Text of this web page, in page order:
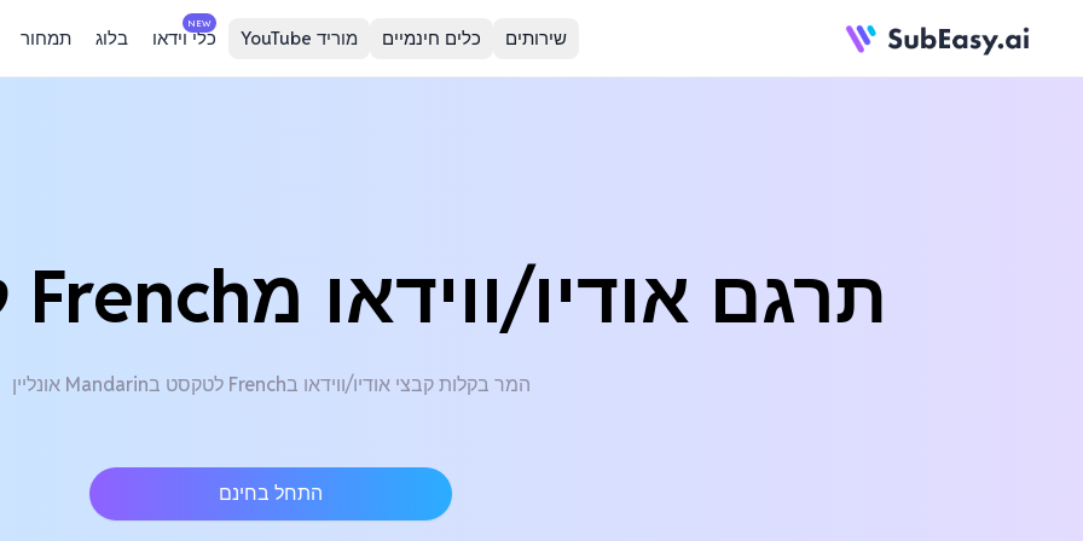
שירותים כלים חינמיים מוריד YouTube
NEW
כלי וידאו בלוג תמחור
תרגם אודיו/ווידאו מFrench לMandarin
המר בקלות קבצי אודיו/ווידאו בFrench לטקסט בMandarin אונליין
התחל בחינם